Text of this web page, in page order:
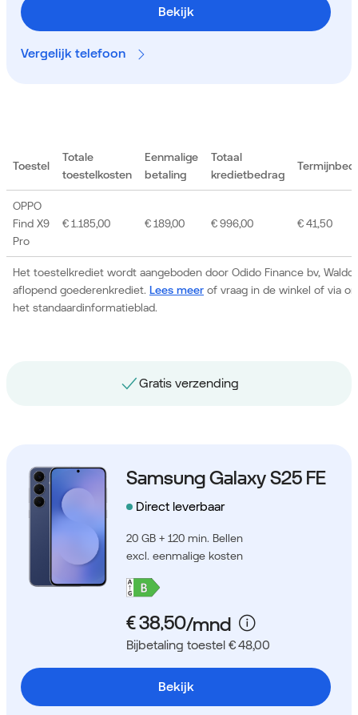
Bekijk
Vergelijk telefoon
Toestel
Totale
toestelkosten
Eenmalige
betaling
Totaal
kredietbedrag
Het toestelkrediet wordt aangeboden door Odido Finance bv,
aflopend goederenkrediet. Lees meer of vraag in de winkel of via
het standaardinformatieblad.
OPPO
Find X9
Pro
€ 1.185,00 € 189,00 € 996,00 € 41,50
Gratis nummerbehoud
Samsung Galaxy S25 FE
Direct leverbaar
20 GB + 120 min. Bellen
excl. eenmalige kosten
Bijbetaling toestel € 48,00
Bekijk